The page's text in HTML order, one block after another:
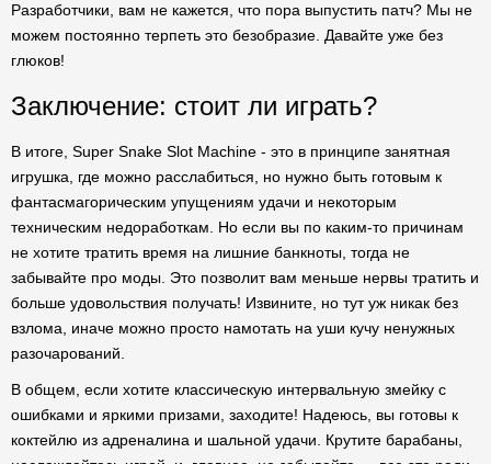
Разработчики, вам не кажется, что пора выпустить патч? Мы не
можем постоянно терпеть это безобразие. Давайте уже без
глюков!
Заключение: стоит ли играть?
В итоге, Super Snake Slot Machine - это в принципе занятная
игрушка, где можно расслабиться, но нужно быть готовым к
фантасмагорическим упущениям удачи и некоторым
техническим недоработкам. Но если вы по каким-то причинам
не хотите тратить время на лишние банкноты, тогда не
забывайте про моды. Это позволит вам меньше нервы тратить и
больше удовольствия получать! Извините, но тут уж никак без
взлома, иначе можно просто намотать на уши кучу ненужных
разочарований.
В общем, если хотите классическую интервальную змейку с
ошибками и яркими призами, заходите! Надеюсь, вы готовы к
коктейлю из адреналина и шальной удачи. Крутите барабаны,